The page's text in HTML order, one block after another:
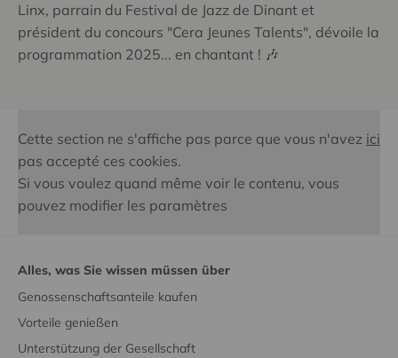
Linx, parrain du Festival de Jazz de Dinant et
président du concours "Cera Jeunes Talents", dévoile la
programmation 2025... en chantant ! 🎶
Cette section ne s'affiche pas parce que vous n'avez
pas accepté ces cookies.
Si vous voulez quand même voir le contenu, vous
pouvez modifier les paramètres
ici
Alles, was Sie wissen müssen über
Genossenschaftsanteile kaufen
Vorteile genießen
Unterstützung der Gesellschaft